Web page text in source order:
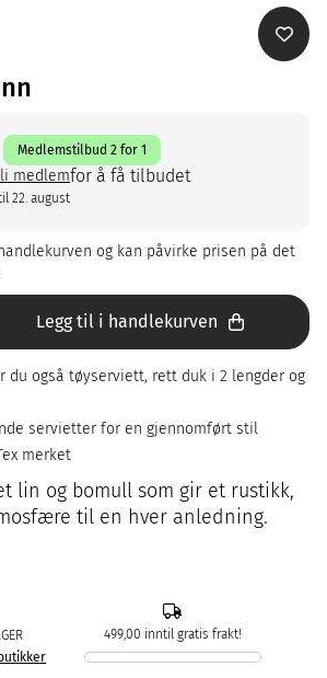
Medlemstilbud 2 for 1
medlemfor å få tilbudet
22. august
og kan påvirke prisen på det
Legg til i handlekurven
du også tøyserviett, rett duk i 2 lengder og
servietter for en gjennomført stil
merket
lin og bomull som gir et rustikk,
til en hver anledning.
499,00 inntil gratis frakt!